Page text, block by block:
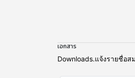
เอกสาร
Downloads.แจ้งรายชื่อ